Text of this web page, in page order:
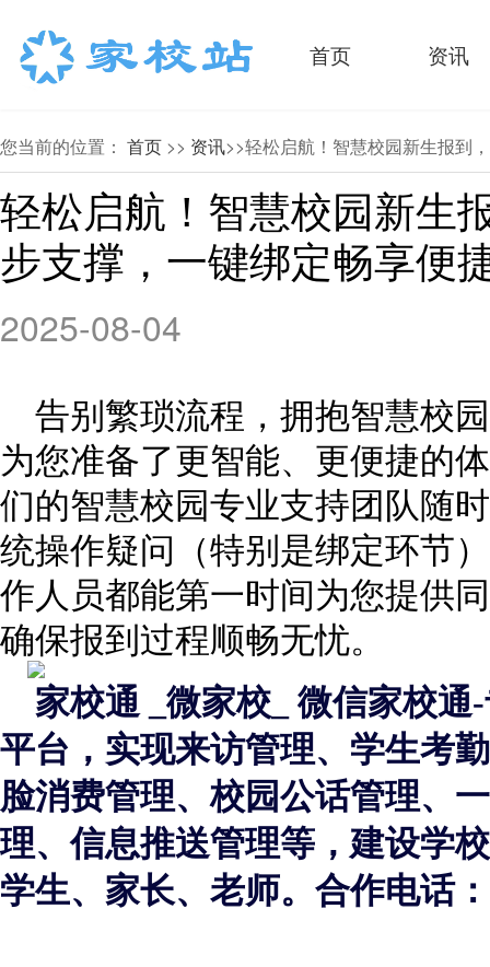
首页 资讯
您当前的位置： 首页 >> 资讯>>轻松启航！智慧校园新生报到
轻松启航！智慧校园新生
步支撑，一键绑定畅享便
2025-08-04
告别繁琐流程，拥抱智慧校
为您准备了更智能、更便捷的
们的智慧校园专业支持团队随
统操作疑问（特别是绑定环节
作人员都能第一时间为您提供
确保报到过程顺畅无忧。
家校通 _微家校_ 微信家校
平台，实现来访管理、学生考
脸消费管理、校园公话管理、
理、信息推送管理等，建设学
学生、家长、老师。合作电话：